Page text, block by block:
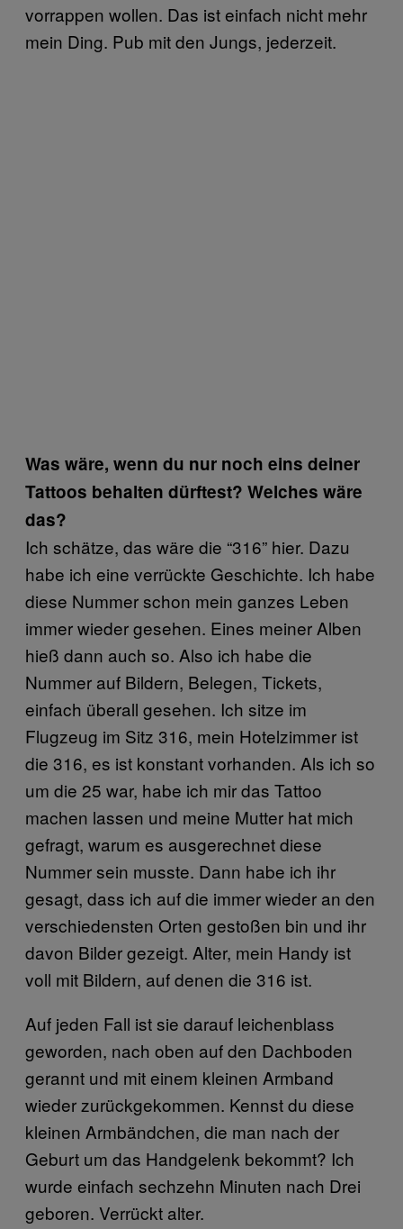
vorrappen wollen. Das ist einfach nicht mehr
mein Ding. Pub mit den Jungs, jederzeit.
Was wäre, wenn du nur noch eins deiner
Tattoos behalten dürftest? Welches wäre
das?
Ich schätze, das wäre die “316” hier. Dazu
habe ich eine verrückte Geschichte. Ich habe
diese Nummer schon mein ganzes Leben
immer wieder gesehen. Eines meiner Alben
hieß dann auch so. Also ich habe die
Nummer auf Bildern, Belegen, Tickets,
einfach überall gesehen. Ich sitze im
Flugzeug im Sitz 316, mein Hotelzimmer ist
die 316, es ist konstant vorhanden. Als ich so
um die 25 war, habe ich mir das Tattoo
machen lassen und meine Mutter hat mich
gefragt, warum es ausgerechnet diese
Nummer sein musste. Dann habe ich ihr
gesagt, dass ich auf die immer wieder an den
verschiedensten Orten gestoßen bin und ihr
davon Bilder gezeigt. Alter, mein Handy ist
voll mit Bildern, auf denen die 316 ist.
Auf jeden Fall ist sie darauf leichenblass
geworden, nach oben auf den Dachboden
gerannt und mit einem kleinen Armband
wieder zurückgekommen. Kennst du diese
kleinen Armbändchen, die man nach der
Geburt um das Handgelenk bekommt? Ich
wurde einfach sechzehn Minuten nach Drei
geboren. Verrückt alter.